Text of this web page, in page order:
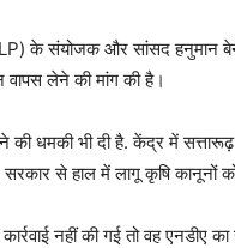
के संयोजक और सांसद हनुमान
वापस लेने की मांग की है।
की धमकी भी दी है. केंद्र में
सरकार से हाल में लागू कृषि कानूनों
नहीं की गई तो वह एनडीए